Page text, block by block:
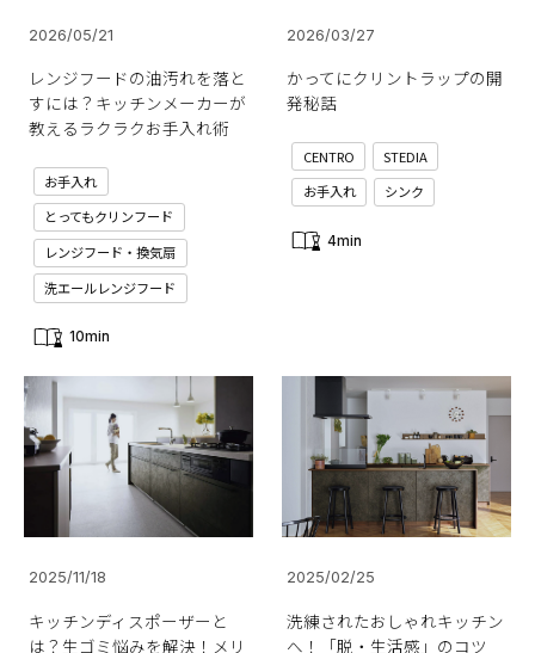
2026/05/21
レンジフードの油汚れを落と
すには？キッチンメーカーが
教えるラクラクお手入れ術
お手入れ
とってもクリンフード
レンジフード・換気扇
洗エールレンジフード
10min
2026/03/27
かってにクリントラップの開
発秘話
CENTRO
STEDIA
お手入れ
シンク
4min
2025/11/18
キッチンディスポーザーと
は？生ゴミ悩みを解決！メリ
2025/02/25
洗練されたおしゃれキッチン
へ！「脱・生活感」のコツ